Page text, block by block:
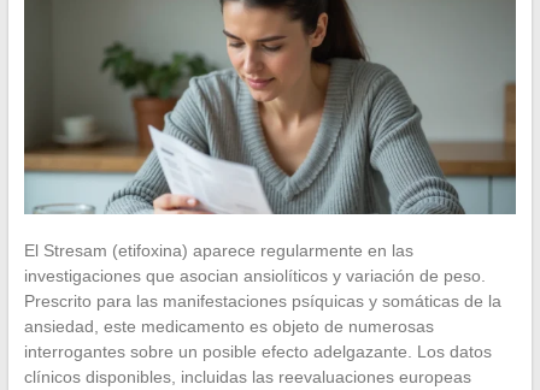
El Stresam (etifoxina) aparece regularmente en las
investigaciones que asocian ansiolíticos y variación de peso.
Prescrito para las manifestaciones psíquicas y somáticas de la
ansiedad, este medicamento es objeto de numerosas
interrogantes sobre un posible efecto adelgazante. Los datos
clínicos disponibles, incluidas las reevaluaciones europeas